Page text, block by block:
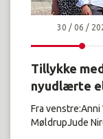
30 / 06 /
Tillykke
nyudlærte
Fra
MøldrupJude